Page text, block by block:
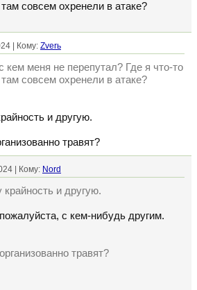
совсем охренели в атаке?
| Кому: Zverь
меня не перепутал? Где я что-то
совсем охренели в атаке?
и другую.
травят?
| Кому: Nord
и другую.
с кем-нибудь другим.
травят?